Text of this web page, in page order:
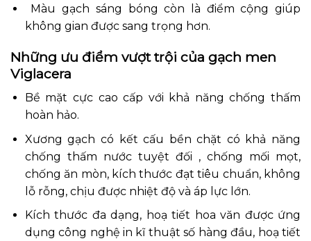
Màu gạch sáng bóng còn là điểm cộng giúp
không gian được sang trọng hơn.
Những ưu điểm vượt trội của gạch men
Viglacera
Bề mặt cực cao cấp với khả năng chống thấm
hoàn hảo.
Xương gạch có kết cấu bền chặt có khả năng
chống thấm nước tuyệt đối , chống mối mọt,
chống ăn mòn, kích thước đạt tiêu chuẩn, không
lỗ rỗng, chịu được nhiệt độ và áp lực lớn.
Kích thước đa dạng, hoạ tiết hoa văn được ứng
dụng công nghệ in kĩ thuật số hàng đầu, hoạ tiết